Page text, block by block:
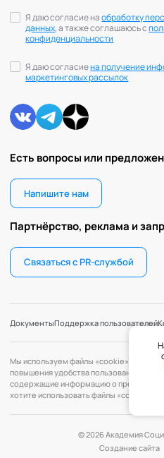
Есть вопросы или
Напишите нам
Партнёрство, реклама и
Связаться с PR-службой
Я даю согласие наобработку
данных, а также соглашаюсь с
конфиденциальности
Я даю согласиена получение
маркетинговых рассылок
ДокументыПоддержка пользователей
Мы используем файлы «cookie» с целью
повышения удобства пользования веб-
содержащие информацию о предыдущих
хотите использовать файлы «cookie»,
© 2026 Академия
Создание сайта